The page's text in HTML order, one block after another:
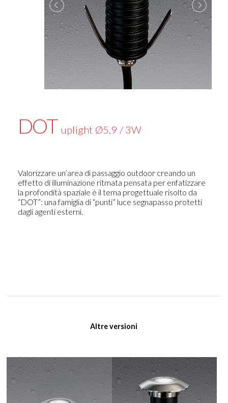
DOT uplight Ø5,9 / 3W
Valorizzare un’area di passaggio outdoor creando un
effetto di illuminazione ritmata pensata per enfatizzare
la profondità spaziale è il tema progettuale risolto da
“DOT”: una famiglia di “punti” luce segnapasso protetti
dagli agenti esterni.